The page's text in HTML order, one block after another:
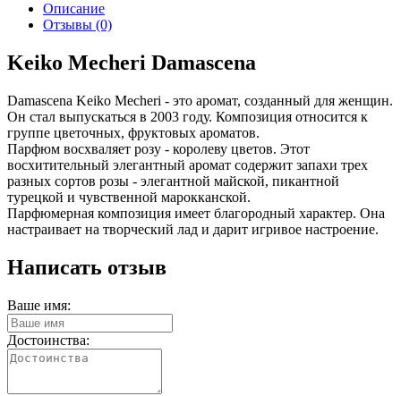
Описание
Отзывы (0)
Keiko Mecheri Damascena
Damascena Keiko Mecheri - это аромат, созданный для женщин.
Он стал выпускаться в 2003 году. Композиция относится к
группе цветочных, фруктовых ароматов.
Парфюм восхваляет розу - королеву цветов. Этот
восхитительный элегантный аромат содержит запахи трех
разных сортов розы - элегантной майской, пикантной
турецкой и чувственной марокканской.
Парфюмерная композиция имеет благородный характер. Она
настраивает на творческий лад и дарит игривое настроение.
Написать отзыв
Ваше имя:
Достоинства: